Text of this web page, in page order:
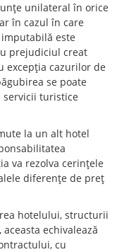
unilateral în orice
în cazul în care
este
prejudiciul creat
excepţia cazurilor de
se poate
turistice
la un alt hotel
va rezolva cerinţele
diferenţe de preţ
hotelului, structurii
echivalează
cu